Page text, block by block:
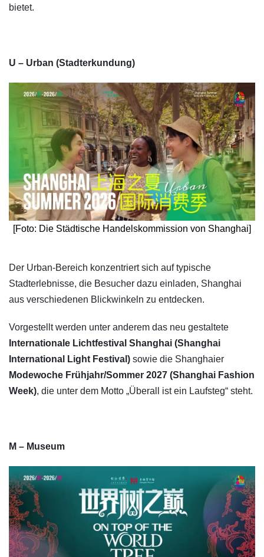
bietet.
U – Urban (Stadterkundung)
[Foto: Die Städtische Handelskommission von Shanghai]
​Der Urban-Bereich konzentriert sich auf typische
Stadterlebnisse, die Besucher dazu einladen, Shanghai
aus verschiedenen Blickwinkeln zu entdecken.
Vorgestellt werden unter anderem das neu gestaltete
Internationale Lichtfestival Shanghai (Shanghai
International Light Festival) sowie die Shanghaier
Modewoche Frühjahr/Sommer 2027 (Shanghai Fashion
Week), die unter dem Motto „Überall ist ein Laufsteg“ steht.
M – Museum